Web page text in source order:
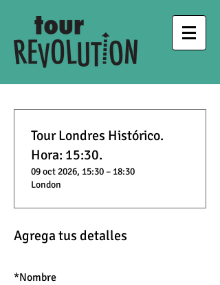
Agrega tus detalles
*Nombre
Tour Londres Histórico.
Hora: 15:30.
09 oct 2026, 15:30 – 18:30
London